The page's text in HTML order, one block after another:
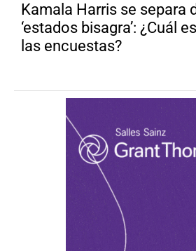
Kamala Harris se separa
‘estados bisagra’: ¿Cuál
las encuestas?